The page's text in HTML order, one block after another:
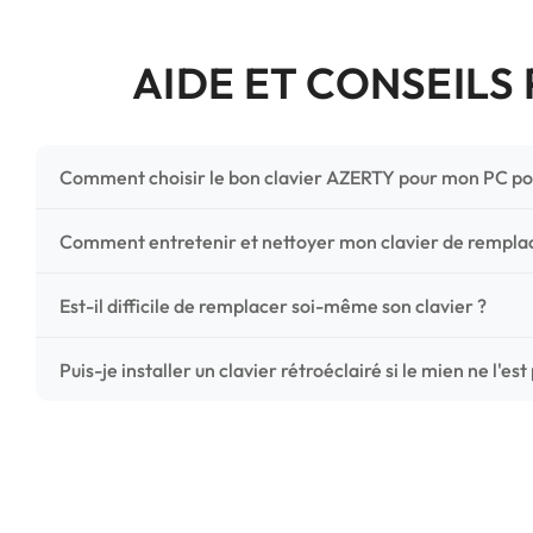
AIDE ET CONSEILS
Comment choisir le bon clavier AZERTY pour mon PC
Pour ne pas vous tromper, vérifiez trois points critiques
Comment entretenir et nettoyer mon clavier de
Un entretien régulier prolonge la vie de vos touches.
Est-il difficile de remplacer soi-même son clavier ?
C'est une réparation accessible et très économique !
Puis-je installer un clavier rétroéclairé si le mien ne l'est